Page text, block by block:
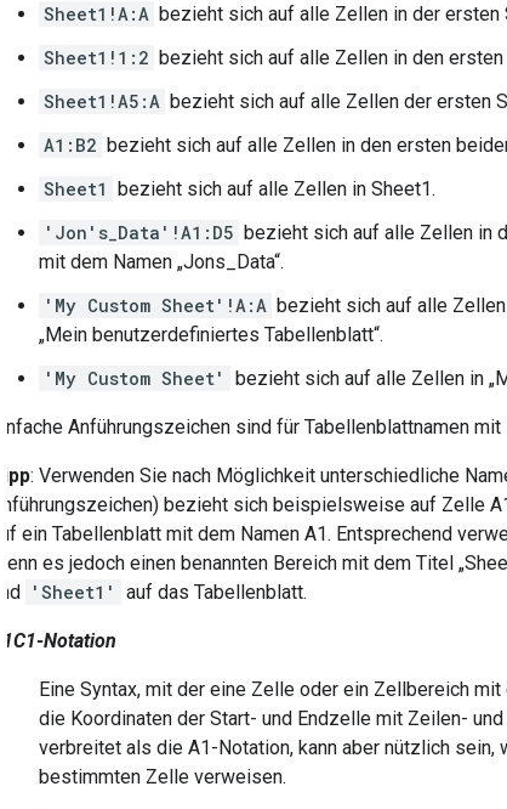
Sheet1!A:A bezieht sich auf alle Zellen in der ersten
Sheet1!1:2 bezieht sich auf alle Zellen in den
Sheet1!A5:A bezieht sich auf alle Zellen der ersten
A1:B2 bezieht sich auf alle Zellen in den ersten
Sheet1 bezieht sich auf alle Zellen in Sheet1.
'Jon's_Data'!A1:D5 bezieht sich auf alle Zellen in
mit dem Namen „Jons_Data“.
'My Custom Sheet'!A:A bezieht sich auf alle
„Mein benutzerdefiniertes Tabellenblatt“.
'My Custom Sheet'
bezieht sich auf alle Zellen in
Einfache Anführungszeichen sind für Tabellenblattnamen
Tipp: Verwenden Sie nach Möglichkeit unterschiedliche
Anführungszeichen) bezieht sich beispielsweise auf Zelle
auf ein Tabellenblatt mit dem Namen A1. Entsprechend
Wenn es jedoch einen benannten Bereich mit dem Titel
und 'Sheet1' auf das Tabellenblatt.
R1C1-Notation
Eine Syntax, mit der eine Zelle oder ein Zellbereich
die Koordinaten der Start- und Endzelle mit Zeilen-
verbreitet als die A1-Notation, kann aber nützlich
bestimmten Zelle verweisen.